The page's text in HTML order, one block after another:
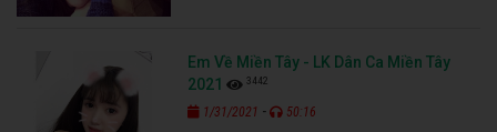
Em Về Miền Tây - LK Dân Ca Miền Tây
2021
3442
1/31/2021 - 50:16